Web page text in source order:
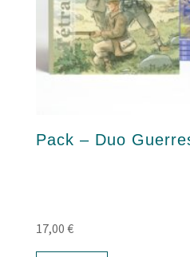
Pack – Duo
17,00 €